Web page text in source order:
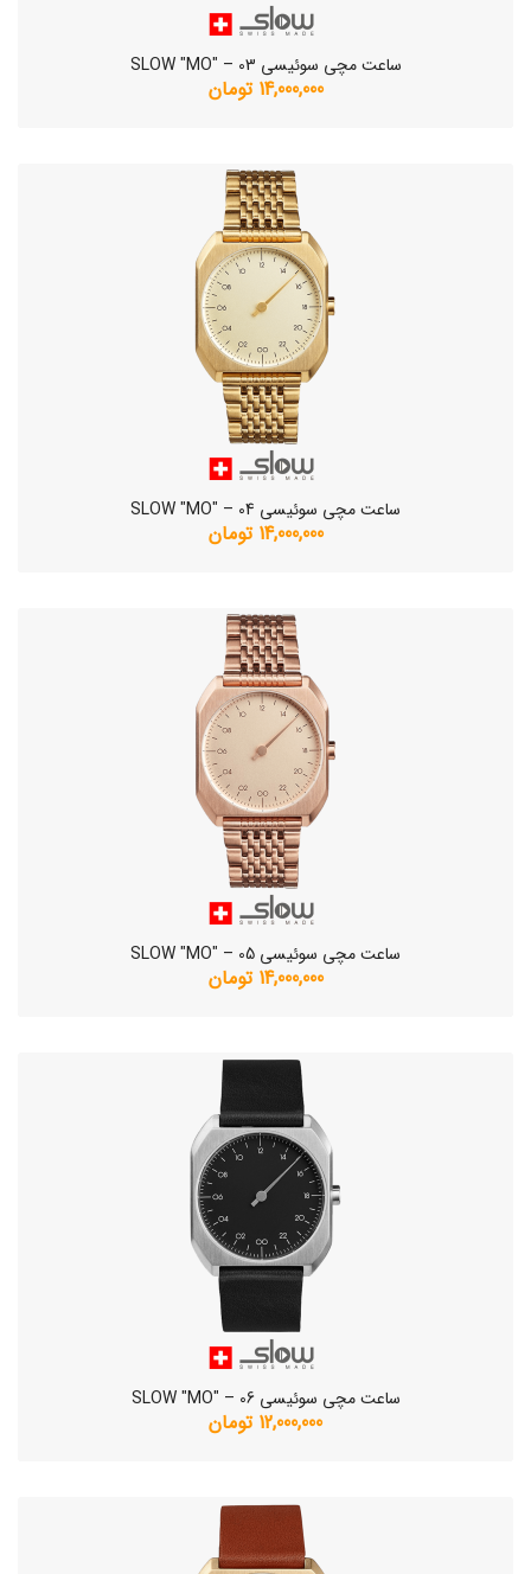
ساعت مچی سوئیسی SLOW "MO" – 03
14,000,000 تومان
ساعت مچی سوئیسی SLOW "MO" – 04
14,000,000 تومان
ساعت مچی سوئیسی SLOW "MO" – 05
14,000,000 تومان
ساعت مچی سوئیسی SLOW "MO" – 06
12,000,000 تومان